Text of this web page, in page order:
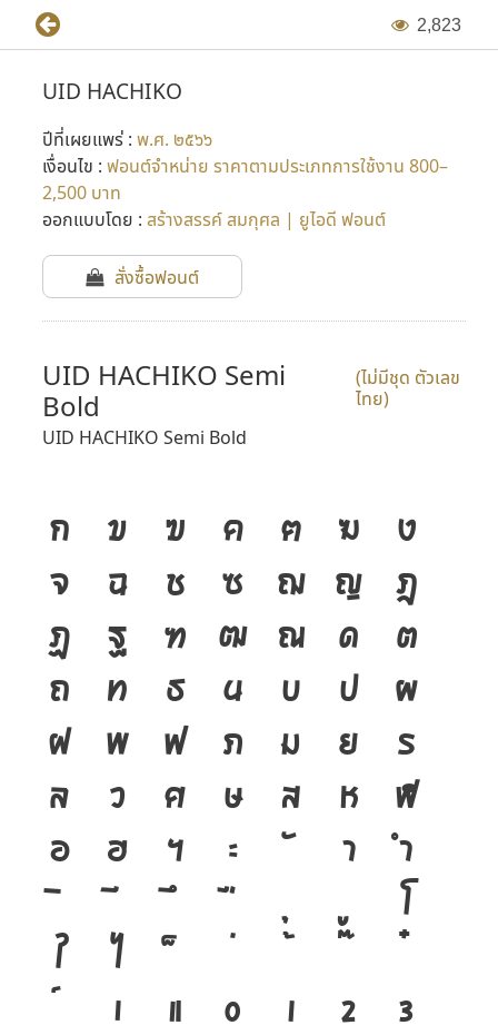
2,823
UID HACHIKO
ปีที่เผยแพร่ : พ.ศ. ๒๕๖๖
เงื่อนไข : ฟอนต์จำหน่าย ราคาตามประเภทการใช้งาน 800–
2,500 บาท
ออกแบบโดย : สร้างสรรค์ สมกุศล | ยูไอดี ฟอนต์
สั่งซื้อฟอนต์
UID HACHIKO Semi
Bold
(ไม่มีชุด ตัวเลข
ไทย)
UID HACHIKO Semi Bold
ก ข ฃ ค ฅ ฆ
ง
จ
ฉ ช ซ ฌ ญ
ฎ
ฏ
ฐ ฑ ฒ ณ ด
ต
ถ
ท ธ น บ ป
ผ
ฝ
พ ฟ ภ ม ย
ร
ล
ว ศ ษ ส ห
ฬ
อ
ฮ ฯ ะ า
ำ
โ
ใ
ไ
เ
แ ๐ ๑ ๒
๓